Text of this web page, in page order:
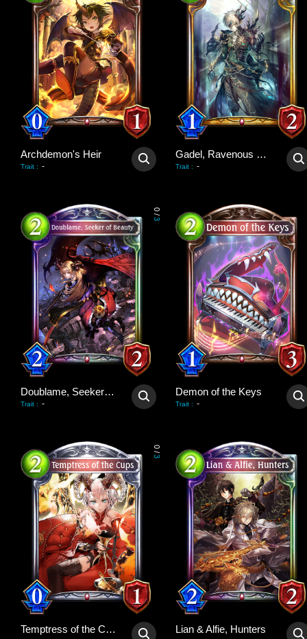
Archdemon's Heir
Trait : -
Gadel, Ravenous King
Trait : -
0
/
3
Doublame, Seeker of Beauty
Trait : -
Demon of the Keys
Trait : -
0
/
3
Temptress of the Cups Lian & Alfie, Hunters